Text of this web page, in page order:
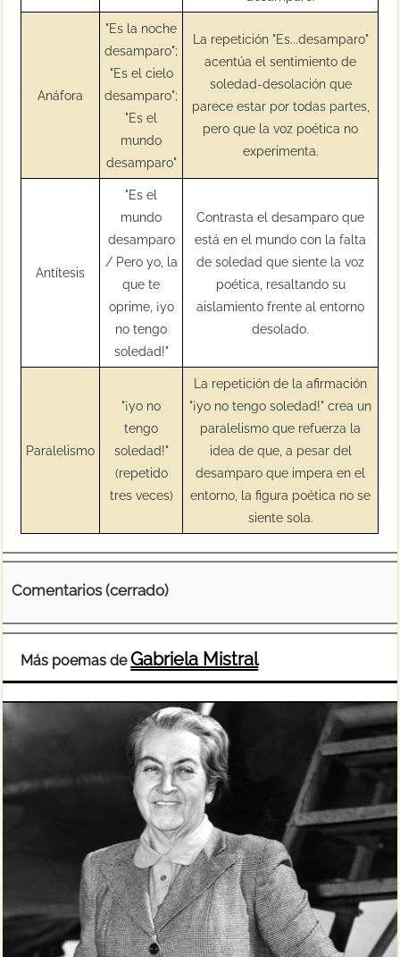
Anáfora
"Es la noche
desamparo";
"Es el cielo
desamparo";
"Es el
mundo
desamparo"
La repetición "Es...desamparo"
acentúa el sentimiento de
soledad-desolación que
parece estar por todas partes,
pero que la voz poética no
experimenta.
Antítesis
"Es el
mundo
desamparo
/ Pero yo, la
que te
oprime, ¡yo
no tengo
soledad!"
Contrasta el desamparo que
está en el mundo con la falta
de soledad que siente la voz
poética, resaltando su
aislamiento frente al entorno
desolado.
Paralelismo
"¡yo no
tengo
soledad!"
(repetido
tres veces)
La repetición de la afirmación
"¡yo no tengo soledad!" crea un
paralelismo que refuerza la
idea de que, a pesar del
desamparo que impera en el
entorno, la figura poética no se
siente sola.
Comentarios (cerrado)
Más poemas deGabriela Mistral